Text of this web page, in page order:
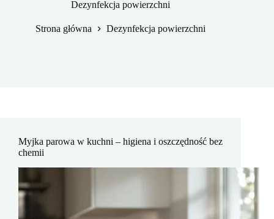
Dezynfekcja powierzchni
Strona główna Dezynfekcja powierzchni
Myjka parowa w kuchni – higiena i oszczędność bez
chemii